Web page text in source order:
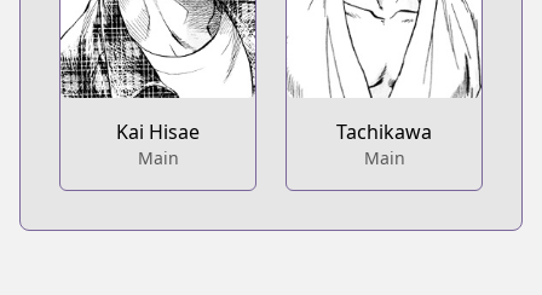
Kai Hisae
Main
Tachikawa
Main